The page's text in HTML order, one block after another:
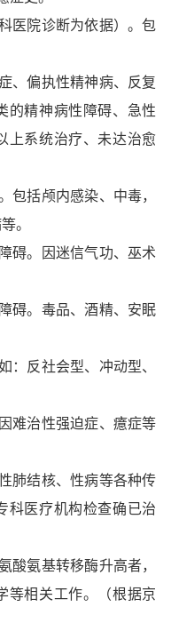
医院诊断为依据）。包
、偏执性精神病、反复
的精神病性障碍、急性
上系统治疗、未达治愈
包括颅内感染、中毒，
。
碍。因迷信气功、巫术
碍。毒品、酒精、安眠
：反社会型、冲动型、
难治性强迫症、癔症等
肺结核、性病等各种传
科医疗机构检查确已治
酸氨基转移酶升高者，
等相关工作。（根据京